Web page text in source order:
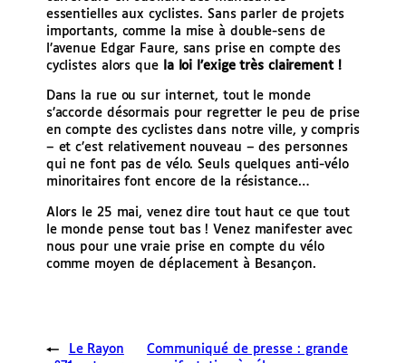
essentielles aux cyclistes. Sans parler de projets
importants, comme la mise à double-sens de
l’avenue Edgar Faure, sans prise en compte des
cyclistes alors que
la loi l’exige très clairement !
Dans la rue ou sur internet, tout le monde
s’accorde désormais pour regretter le peu de prise
en compte des cyclistes dans notre ville, y compris
– et c’est relativement nouveau – des personnes
qui ne font pas de vélo. Seuls quelques anti-vélo
minoritaires font encore de la résistance…
Alors le 25 mai, venez dire tout haut ce que tout
le monde pense tout bas ! Venez manifester avec
nous pour une vraie prise en compte du vélo
comme moyen de déplacement à Besançon.
←
Le Rayon
Communiqué de presse : grande